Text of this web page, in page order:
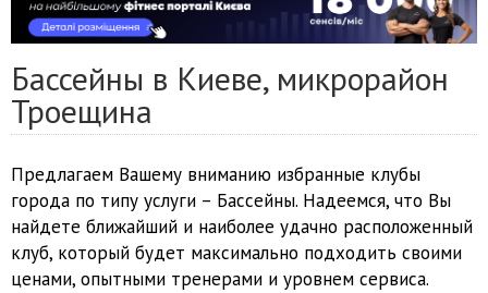
Бассейны в Киеве, микрорайон
Троещина
Предлагаем Вашему вниманию избранные клубы
города по типу услуги – Бассейны. Надеемся, что Вы
найдете ближайший и наиболее удачно расположенный
клуб, который будет максимально подходить своими
ценами, опытными тренерами и уровнем сервиса.